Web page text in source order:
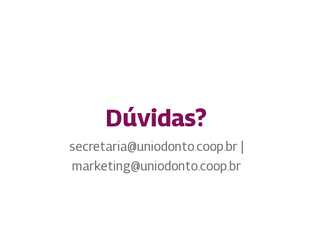
Dúvidas?
secretaria@uniodonto.coop.br |
marketing@uniodonto.coop.br